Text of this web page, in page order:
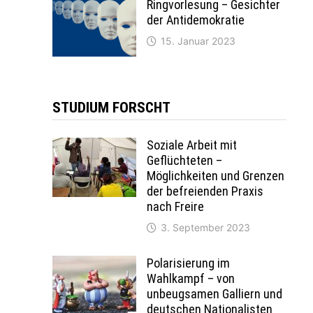
Ringvorlesung – Gesichter
der Antidemokratie
15. Januar 2023
STUDIUM FORSCHT
Soziale Arbeit mit
Geflüchteten –
Möglichkeiten und Grenzen
der befreienden Praxis
nach Freire
3. September 2023
Polarisierung im
Wahlkampf – von
unbeugsamen Galliern und
deutschen Nationalisten